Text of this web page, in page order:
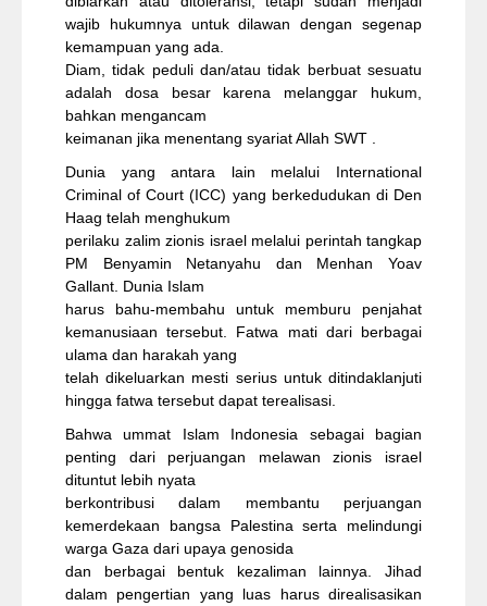
wajib hukumnya untuk dilawan dengan segenap
kemampuan yang ada.
Diam, tidak peduli dan/atau tidak berbuat sesuatu
adalah dosa besar karena melanggar hukum,
bahkan mengancam
keimanan jika menentang syariat Allah SWT .
Dunia yang antara lain melalui International
Criminal of Court (ICC) yang berkedudukan di Den
Haag telah menghukum
perilaku zalim zionis israel melalui perintah tangkap
PM Benyamin Netanyahu dan Menhan Yoav
Gallant. Dunia Islam
harus bahu-membahu untuk memburu penjahat
kemanusiaan tersebut. Fatwa mati dari berbagai
ulama dan harakah yang
telah dikeluarkan mesti serius untuk ditindaklanjuti
hingga fatwa tersebut dapat terealisasi.
Bahwa ummat Islam Indonesia sebagai bagian
penting dari perjuangan melawan zionis israel
dituntut lebih nyata
berkontribusi dalam membantu perjuangan
kemerdekaan bangsa Palestina serta melindungi
warga Gaza dari upaya genosida
dan berbagai bentuk kezaliman lainnya. Jihad
dalam pengertian yang luas harus direalisasikan